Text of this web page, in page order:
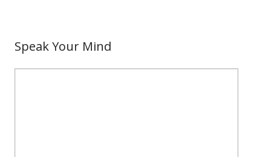
Speak Your Mind